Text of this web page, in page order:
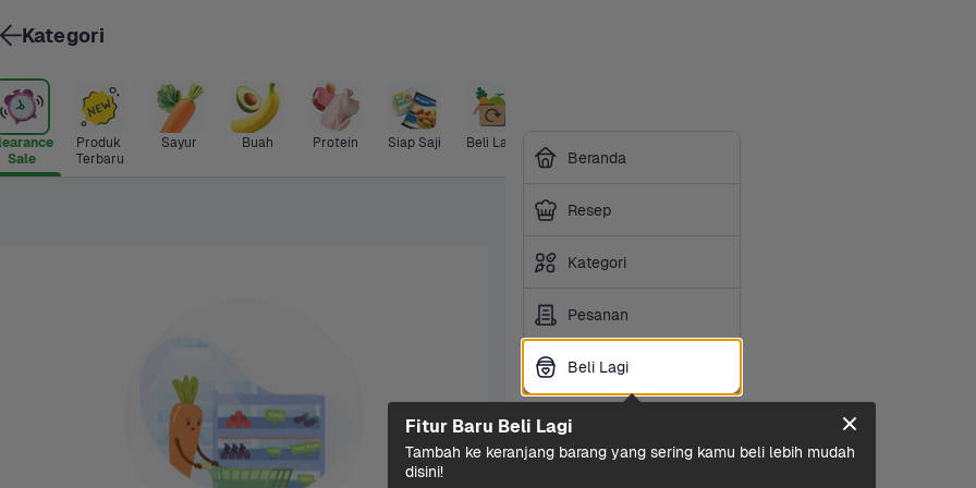
Sale
Produk
Terbaru
Sayur Buah Protein Siap Saji Beli Lagi
Beranda
Resep
Kategori
Pesanan
Beli Lagi
Kategori
Beli Lagi
Fitur Baru Beli Lagi
Tambah ke keranjang barang yang sering kamu beli lebih mudah
disini!